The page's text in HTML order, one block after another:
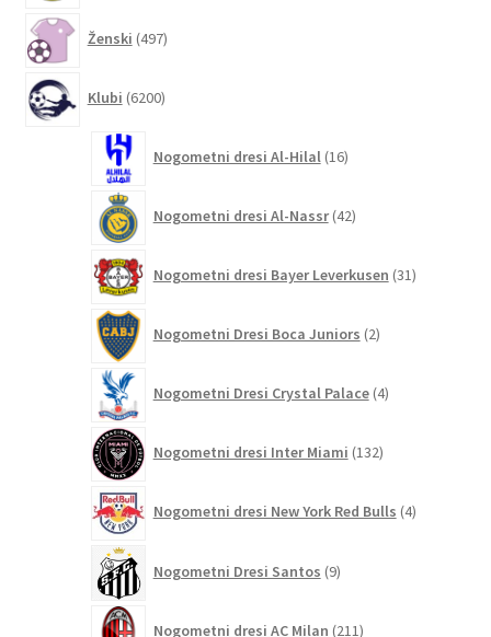
Ženski 497izdelkov
Klubi 6200izdelkov
Nogometni dresi Al-Hilal 16izdelkov
Nogometni dresi Al-Nassr 42izdelkov
Nogometni dresi Bayer Leverkusen 31izdelkov
Nogometni Dresi Boca Juniors 2izdelka
Nogometni Dresi Crystal Palace 4izdelki
Nogometni dresi Inter Miami 132izdelkov
Nogometni dresi New York Red Bulls 4izdelki
Nogometni Dresi Santos 9izdelkov
Nogometni dresi AC Milan 211